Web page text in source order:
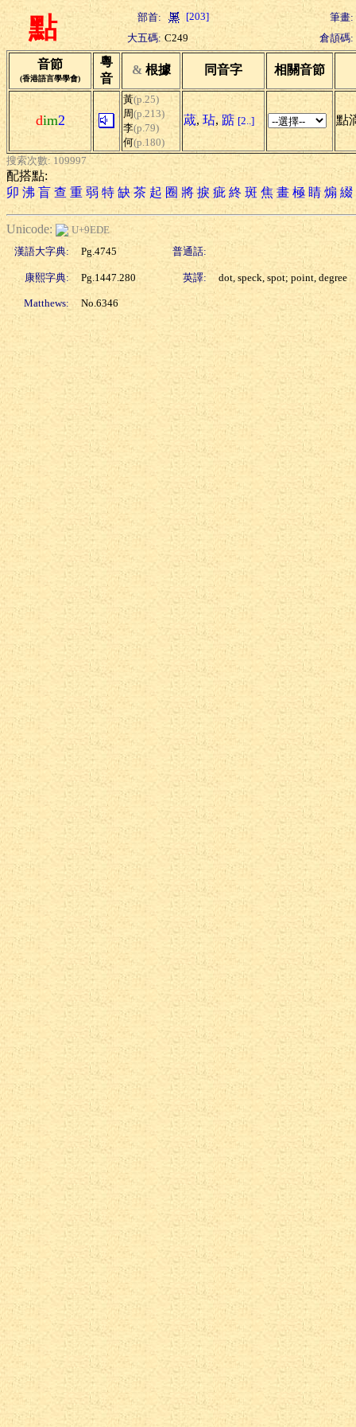
點 部首: [203]
筆畫:
大五碼: C249 倉頡碼:
音節
(香港語言學學會)
粵
音
& 根據 同音字 相關音節
dim2
黃(p.25)
周(p.213)
李(p.79)
何(p.180)
蒧, 玷, 踮 [2..] 點
搜索次數: 109997
配搭點:
卯 沸 盲 查 重 弱 特 缺 茶 起 圈 將 捩 疵 終 斑 焦 畫 極 睛 煽 綴
Unicode:
U+9EDE
漢語大字典:
Pg.4745 普通話:
康熙字典: Pg.1447.280 英譯: dot, speck, spot; point, degree
Matthews: No.6346